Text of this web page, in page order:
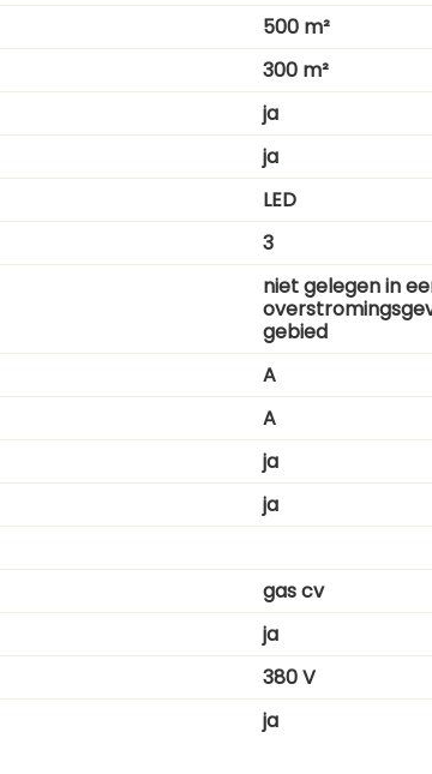
500 m²
300 m²
ja
ja
LED
3
niet gelegen in
gebied
A
A
ja
ja
gas cv
ja
380 V
ja